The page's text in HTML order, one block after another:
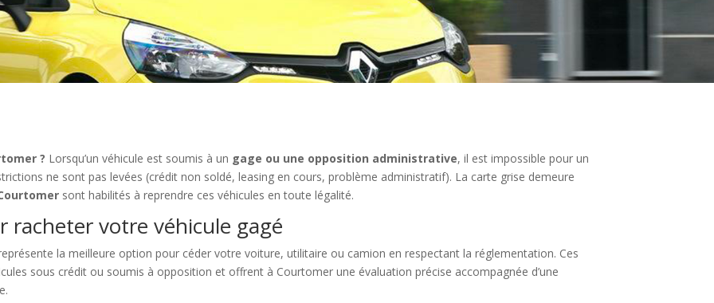
? Lorsqu’un véhicule est soumis à un gage ou une opposition administrative, il est impossible pour un
ne sont pas levées (crédit non soldé, leasing en cours, problème administratif). La carte grise demeure
sont habilités à reprendre ces véhicules en toute légalité.
racheter votre véhicule gagé
la meilleure option pour céder votre voiture, utilitaire ou camion en respectant la réglementation. Ces
sous crédit ou soumis à opposition et offrent à Courtomer une évaluation précise accompagnée d’une